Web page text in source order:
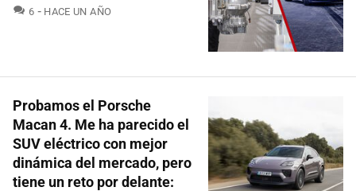
6 COMENTARIOS
HACE UN AÑO
Probamos el Porsche
Macan 4. Me ha parecido el
SUV eléctrico con mejor
dinámica del mercado, pero
tiene un reto por delante: